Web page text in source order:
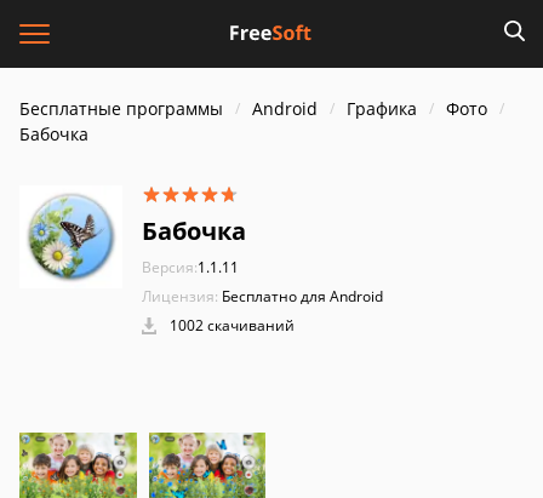
Бесплатные программы Android Графика
Фото
Бабочка
Бабочка
Версия:1.1.11
Лицензия: Бесплатно для Android
1002 скачиваний